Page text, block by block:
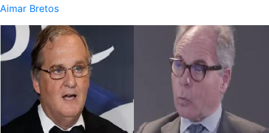
Aimar Bretos